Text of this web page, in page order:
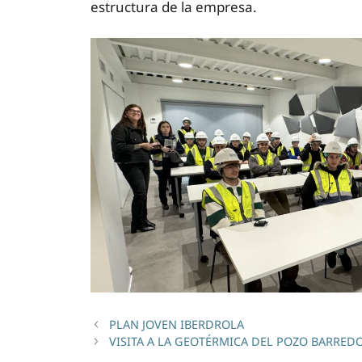
estructura de la empresa.
PLAN JOVEN IBERDROLA
VISITA A LA GEOTÉRMICA DEL POZO